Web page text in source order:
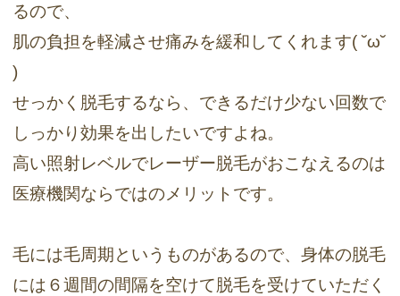
るので、
肌の負担を軽減させ痛みを緩和してくれます( ˘ω˘
)
せっかく脱毛するなら、できるだけ少ない回数で
しっかり効果を出したいですよね。
高い照射レベルでレーザー脱毛がおこなえるのは
医療機関ならではのメリットです。
毛には毛周期というものがあるので、身体の脱毛
には６週間の間隔を空けて脱毛を受けていただく